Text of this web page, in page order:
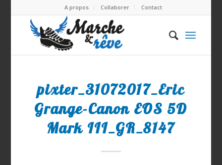
A propos Collaborer Contact
pixter_31072017_Eric
Grange-Canon EOS 5D
Mark III_GR_8147